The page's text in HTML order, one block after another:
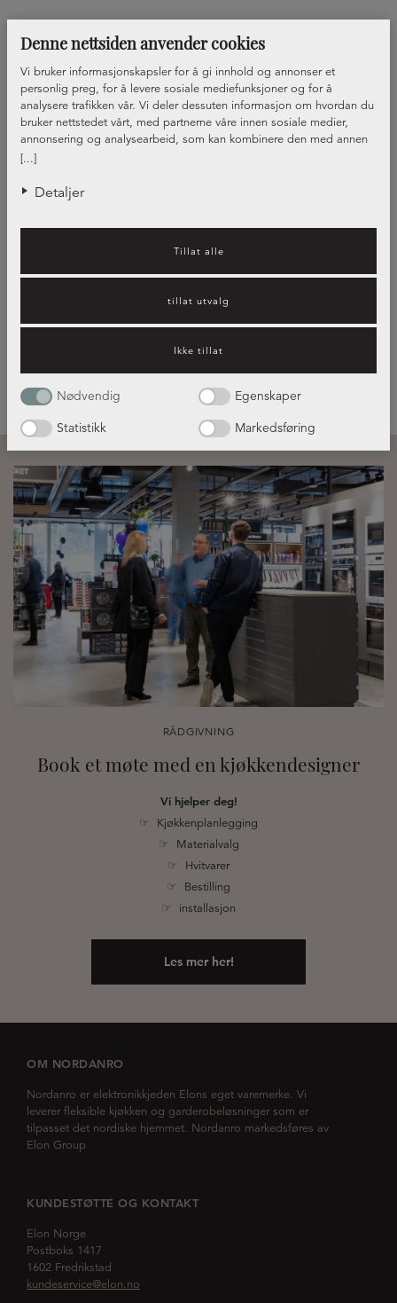
Denne nettsiden anvender cookies
[...]
Vi bruker informasjonskapsler for å gi innhold og annonser et
personlig preg, for å levere sosiale mediefunksjoner og for å
analysere trafikken vår. Vi deler dessuten informasjon om hvordan du
bruker nettstedet vårt, med partnerne våre innen sosiale medier,
annonsering og analysearbeid, som kan kombinere den med annen
informasjon du har gjort tilgjengelig for dem, eller som de har samlet
Detaljer
Tillat alle
tillat utvalg
Ikke tillat
Nødvendig
Egenskaper
Statistikk
Markedsføring
Kjøkkeninspirasjon – hvilket
kjøkken passer best for deg?
Les mer her!
RÅDGIVNING
Book et møte med en kjøkkendesigner
Vi hjelper deg!
☞ Kjøkkenplanlegging
☞ Materialvalg
☞ Hvitvarer
☞ Bestilling
☞ installasjon
Les mer her!
OM NORDANRO
Nordanro er elektronikkjeden Elons eget varemerke. Vi
leverer fleksible kjøkken og garderobeløsninger som er
tilpasset det nordiske hjemmet. Nordanro markedsføres av
Elon Group
KUNDESTØTTE OG KONTAKT
Elon Norge
Postboks 1417
1602 Fredrikstad
kundeservice@elon.no